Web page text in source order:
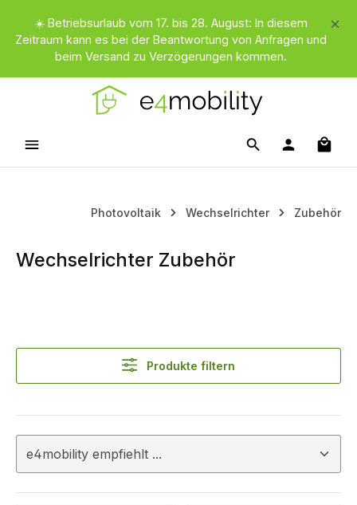
Zum Hauptinhalt springen
☀️ Betriebsurlaub vom 17. bis 28. August: In diesem
Zeitraum kann es bei der Beantwortung von Anfragen und
beim Versand zu Verzögerungen kommen.
Photovoltaik Wechselrichter Zubehör
Wechselrichter Zubehör
Produkte filtern